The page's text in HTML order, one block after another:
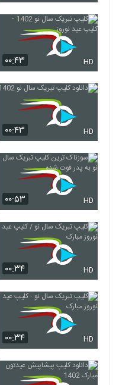
۰۰:۴۳ HD
۰۰:۴۳ HD
۰۰:۵۳ HD
۰۰:۳۴ HD
۰۰:۳۴ HD